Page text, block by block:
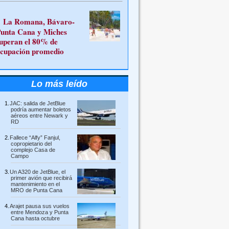
La Romana, Bávaro-
Cana y Miches
el 80% de
promedio
Lo más leído
JAC: salida de JetBlue
podría aumentar boletos
aéreos entre Newark y
RD
Fallece “Alfy” Fanjul,
copropietario del
complejo Casa de
Campo
Un A320 de JetBlue, el
primer avión que recibirá
mantenimiento en el
MRO de Punta Cana
Arajet pausa sus vuelos
entre Mendoza y Punta
Cana hasta octubre